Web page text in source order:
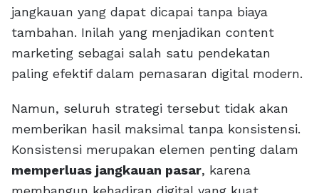
jangkauan yang dapat dicapai tanpa biaya
tambahan. Inilah yang menjadikan content
marketing sebagai salah satu pendekatan
paling efektif dalam pemasaran digital modern.
Namun, seluruh strategi tersebut tidak akan
memberikan hasil maksimal tanpa konsistensi.
Konsistensi merupakan elemen penting dalam
memperluas jangkauan pasar, karena